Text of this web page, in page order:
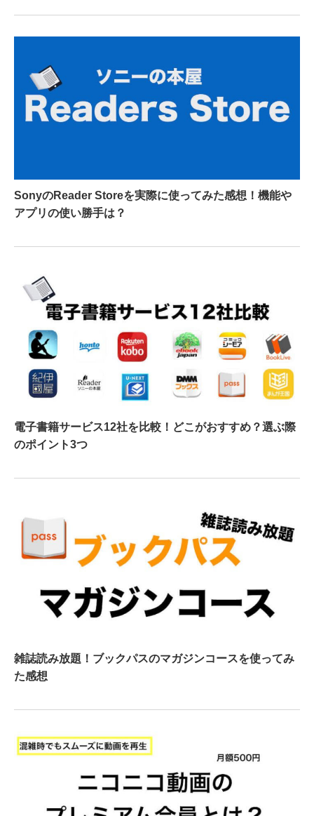
SonyのReader Storeを実際に使ってみた感想！機能や
アプリの使い勝手は？
電子書籍サービス12社を比較！どこがおすすめ？選ぶ際
のポイント3つ
雑誌読み放題！ブックパスのマガジンコースを使ってみ
た感想